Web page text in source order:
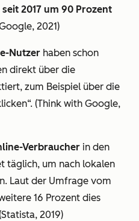
seit 2017 um 90 Prozent
2021)
Nutzer haben schon
direkt über die
zum Beispiel über die
(Think with Google,
Verbraucher in den
täglich, um nach lokalen
Laut der Umfrage vom
16 Prozent dies
2019)